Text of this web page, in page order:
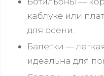
каблуке или
для осени.
Балетки —
идеальна для